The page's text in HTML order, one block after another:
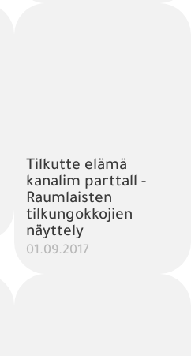
Tilkutte elämä
kanalim parttall -
Raumlaisten
tilkungokkojien
näyttely
01.09.2017